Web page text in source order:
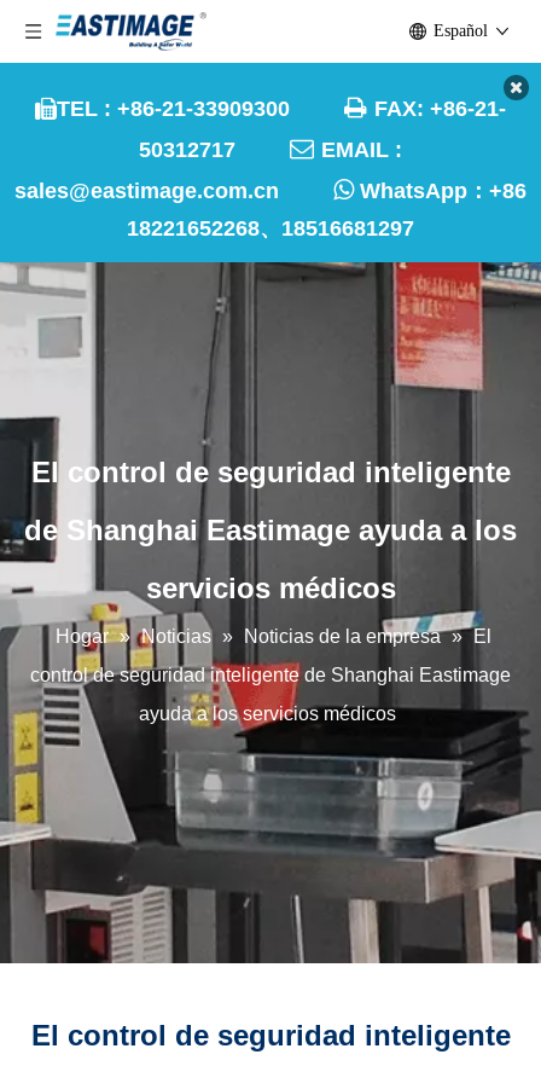
TEL : +86-21-33909300  FAX: +86-21-
50312717  EMAIL :
sales@eastimage.com.cn
WhatsApp： +86
18221652268、18516681297
Español
El control de seguridad inteligente
de Shanghai Eastimage ayuda a los
servicios médicos
Hogar » Noticias » Noticias de la empresa » El
control de seguridad inteligente de Shanghai Eastimage
ayuda a los servicios médicos
El control de seguridad inteligente